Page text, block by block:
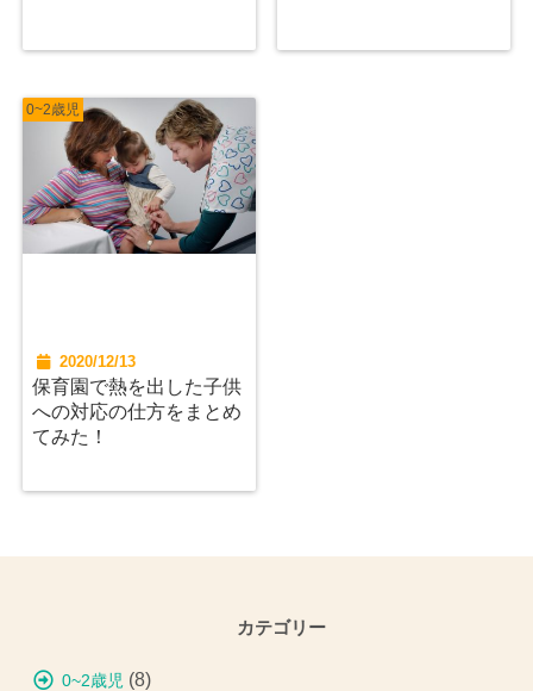
0~2歳児
2020/12/13
保育園で熱を出した子供
への対応の仕方をまとめ
てみた！
カテゴリー
0~2歳児 (8)